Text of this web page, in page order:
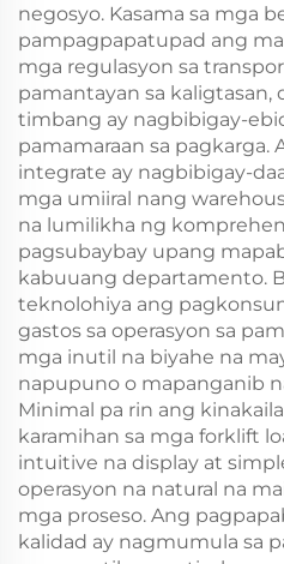
negosyo. Kasama sa mga
pampagpapatupad ang
mga regulasyon sa
pamantayan sa kaligtasan,
timbang ay nagbibigay-
pamamaraan sa pagkarga.
integrate ay nagbibigay-
mga umiiral nang
na lumilikha ng
pagsubaybay upang
kabuuang departamento.
teknolohiya ang
gastos sa operasyon sa
mga inutil na biyahe na
napupuno o mapanganib
Minimal pa rin ang
karamihan sa mga forklift
intuitive na display at
operasyon na natural na
mga proseso. Ang
kalidad ay nagmumula sa